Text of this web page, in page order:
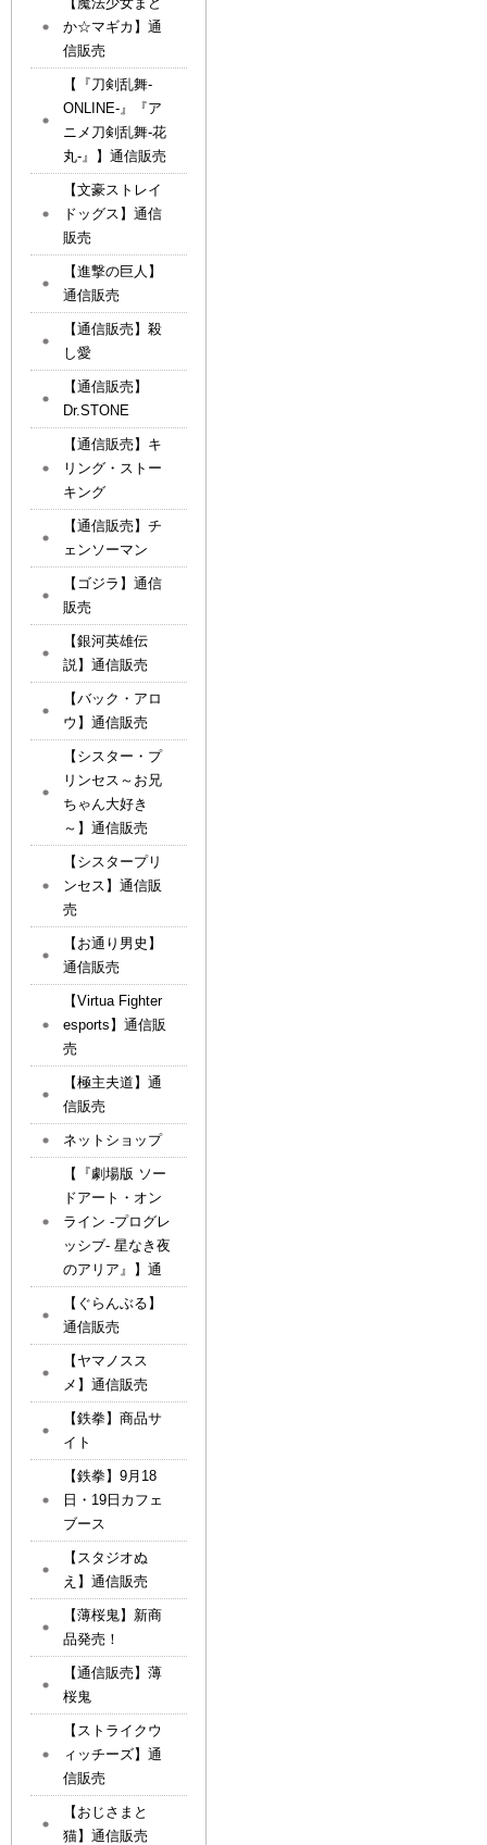
か☆マギカ】通
信販売
【『刀剣乱舞-
ONLINE-』『ア
ニメ刀剣乱舞-花
丸-』】通信販売
【文豪ストレイ
ドッグス】通信
販売
【進撃の巨人】
通信販売
【通信販売】殺
し愛
【通信販売】
Dr.STONE
【通信販売】キ
リング・ストー
キング
【通信販売】チ
ェンソーマン
【ゴジラ】通信
販売
【銀河英雄伝
説】通信販売
【バック・アロ
ウ】通信販売
【シスター・プ
リンセス～お兄
ちゃん大好き
～】通信販売
【シスタープリ
ンセス】通信販
売
【お通り男史】
通信販売
【Virtua Fighter
esports】通信販
売
【極主夫道】通
信販売
ネットショップ
【『劇場版 ソー
ドアート・オン
ライン -プログレ
ッシブ- 星なき夜
のアリア』】通
【ぐらんぶる】
通信販売
【ヤマノスス
メ】通信販売
【鉄拳】商品サ
イト
【鉄拳】9月18
日・19日カフェ
ブース
【スタジオぬ
え】通信販売
【薄桜鬼】新商
品発売！
【通信販売】薄
桜鬼
【ストライクウ
ィッチーズ】通
信販売
【おじさまと
猫】通信販売